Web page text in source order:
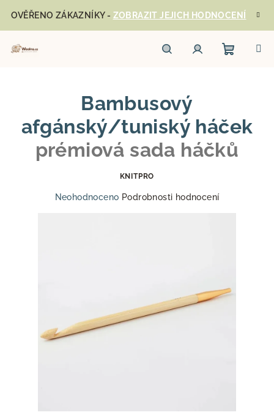
obsah
OVĚŘENO ZÁKAZNÍKY - ZOBRAZIT JEJICH HODNOCENÍ
Bambusový
afgánský/tuniský háček
prémiová sada háčků
KNITPRO
Průměrné
Neohodnoceno Podrobnosti hodnocení